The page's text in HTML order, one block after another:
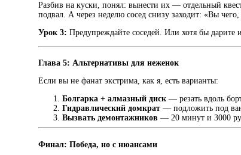
Разбив на куски, понял: вынести их — отдельный
подвал. А через неделю сосед снизу заходит: «Вы
Урок 3: Предупреждайте соседей. Или хотя бы дарите
Глава 5: Альтернативы для неженок
Если вы не фанат экстрима, как я, есть варианты:
Болгарка + алмазный диск — резать вдоль
Гидравлический домкрат — подложить под
Вызвать демонтажников — 20 минут и 3000
Финал: Победа, но с нюансами